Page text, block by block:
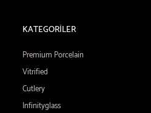
KATEGORİLER
Premium Porcelain
Vitrified
Cutlery
Infinityglass